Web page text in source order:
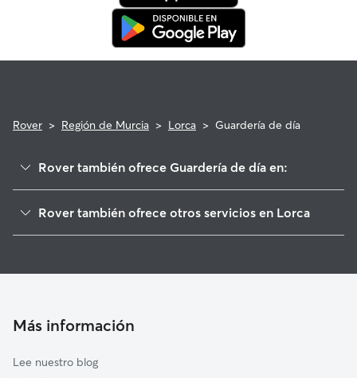
Rover > Región de Murcia > Lorca > Guardería de día
Rover también ofrece Guardería de día en:
Totana
Águilas
Alhama de Murcia
Rover también ofrece otros servicios en Lorca
Cuidadores a domicilio en Lorca
Más información
Lee nuestro blog